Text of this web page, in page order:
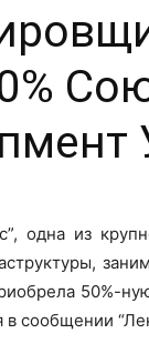
одна из
50%-
в сообщении